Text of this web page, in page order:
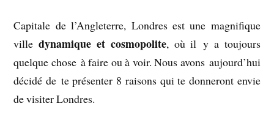
Capitale de l’Angleterre, Londres est une magnifique
villedynamique et cosmopolite, où il y a toujours
quelque chose à faire ou à voir. Nous avons aujourd’hui
décidé de te présenter 8 raisons qui te donneront envie
de visiter Londres.